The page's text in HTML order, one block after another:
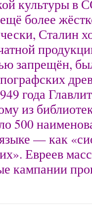
культуры в
более
Сталин
запрещён,
года
из
500
— как
Евреев
кампании